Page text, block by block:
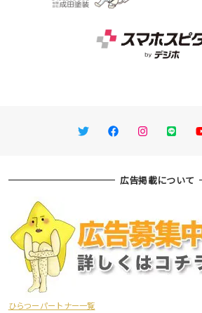
TwitterFacebookInstagram
LINE
広告掲載について
ひらつーパートナー一覧